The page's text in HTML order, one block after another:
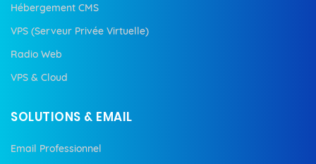
Hébergement CMS
VPS (Serveur Privée Virtuelle)
Radio Web
VPS & Cloud
SOLUTIONS & EMAIL
Email Professionnel